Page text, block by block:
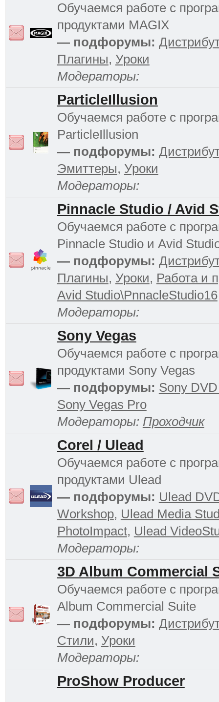
Обучаемся работе с
продуктами MAGIX
— подфорумы:
Плагины, Уроки
Модераторы:
ParticleIllusion
Обучаемся работе с
ParticleIllusion
— подфорумы:
Эмиттеры, Уроки
Модераторы:
Pinnacle Studio / Avid
Обучаемся работе с
Pinnacle Studio и Avid
— подфорумы:
Плагины, Уроки, Работа и
Avid Studio\PnnacleStudio16
Модераторы:
Sony Vegas
Обучаемся работе с
продуктами Sony Vegas
— подфорумы: Sony
Sony Vegas Pro
Модераторы: Проходчик
Corel / Ulead
Обучаемся работе с
продуктами Ulead
— подфорумы: Ulead
Workshop, Ulead Media
PhotoImpact, Ulead
Модераторы:
3D Album Commercial
Обучаемся работе с
Album Commercial Suite
— подфорумы:
Стили, Уроки
Модераторы:
ProShow Producer